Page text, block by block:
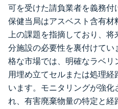
可を受けた請負業者を義務
保健当局はアスベスト含有
上の課題を指摘しており、
分施設の必要性を裏付けて
格な市場では、明確なラベ
用埋め立てセルまたは処理
います。モニタリングが強
れ、有害廃棄物量の特定と